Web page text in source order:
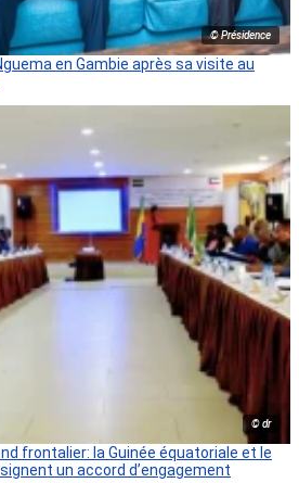
© Présidence
en Gambie après sa visite au
© dr
frontalier: la Guinée équatoriale et le
un accord d’engagement